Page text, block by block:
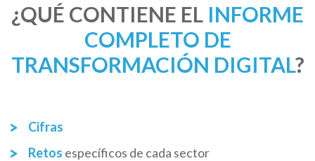
¿QUÉ CONTIENE EL INFORME
COMPLETO DE
TRANSFORMACIÓN DIGITAL?
Cifras
Retos específicos de cada sector